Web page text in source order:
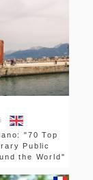
"70 Top
Public
the World"